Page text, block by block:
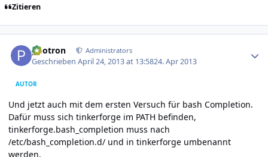
Zitieren
photron Administrators
GeschriebenApril 24, 2013 at 13:5824. Apr 2013
AUTOR
Und jetzt auch mit dem ersten Versuch für bash Completion.
Dafür muss sich tinkerforge im PATH befinden,
tinkerforge.bash_completion muss nach
/etc/bash_completion.d/ und in tinkerforge umbenannt
werden.